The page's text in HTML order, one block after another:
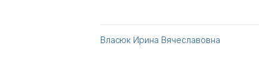
Власюк Ирина Вячеславовна